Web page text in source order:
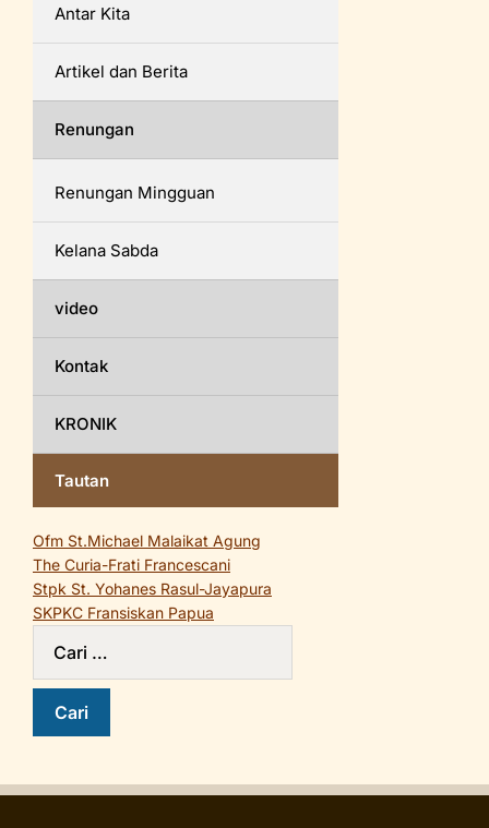
Antar Kita
Artikel dan Berita
Renungan
Renungan Mingguan
Kelana Sabda
video
Kontak
KRONIK
Tautan
Ofm St.Michael Malaikat Agung
The Curia-Frati Francescani
Stpk St. Yohanes Rasul-Jayapura
SKPKC Fransiskan Papua